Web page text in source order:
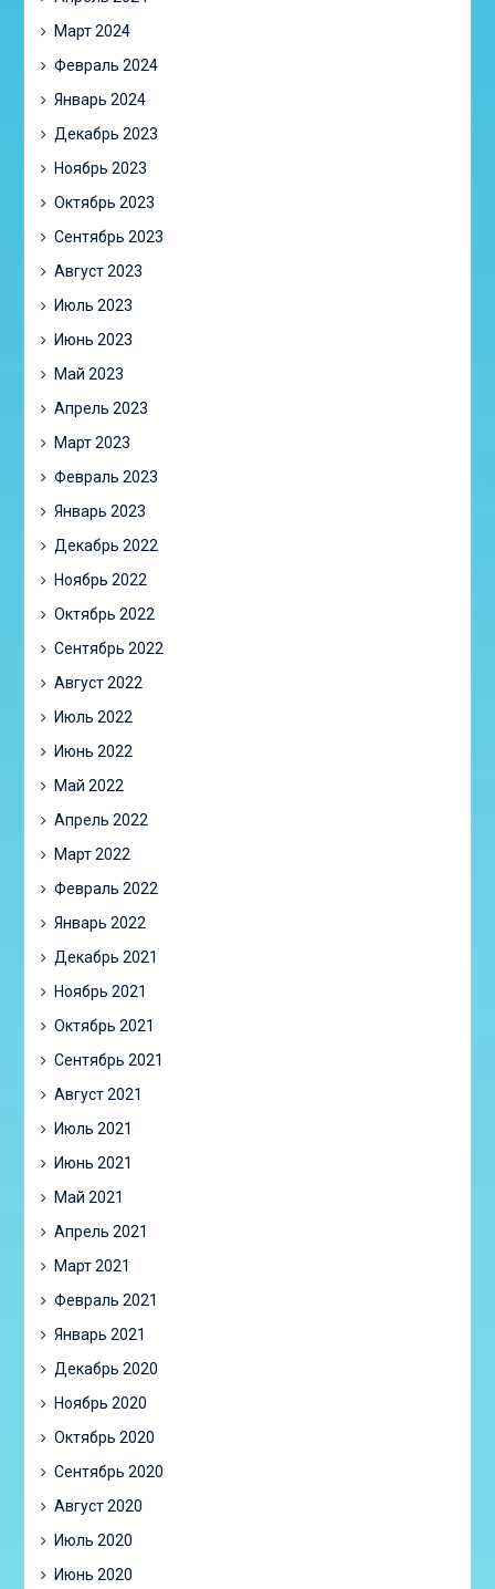
Март 2024
Февраль 2024
Январь 2024
Декабрь 2023
Ноябрь 2023
Октябрь 2023
Сентябрь 2023
Август 2023
Июль 2023
Июнь 2023
Май 2023
Апрель 2023
Март 2023
Февраль 2023
Январь 2023
Декабрь 2022
Ноябрь 2022
Октябрь 2022
Сентябрь 2022
Август 2022
Июль 2022
Июнь 2022
Май 2022
Апрель 2022
Март 2022
Февраль 2022
Январь 2022
Декабрь 2021
Ноябрь 2021
Октябрь 2021
Сентябрь 2021
Август 2021
Июль 2021
Июнь 2021
Май 2021
Апрель 2021
Март 2021
Февраль 2021
Январь 2021
Декабрь 2020
Ноябрь 2020
Октябрь 2020
Сентябрь 2020
Август 2020
Июль 2020
Июнь 2020